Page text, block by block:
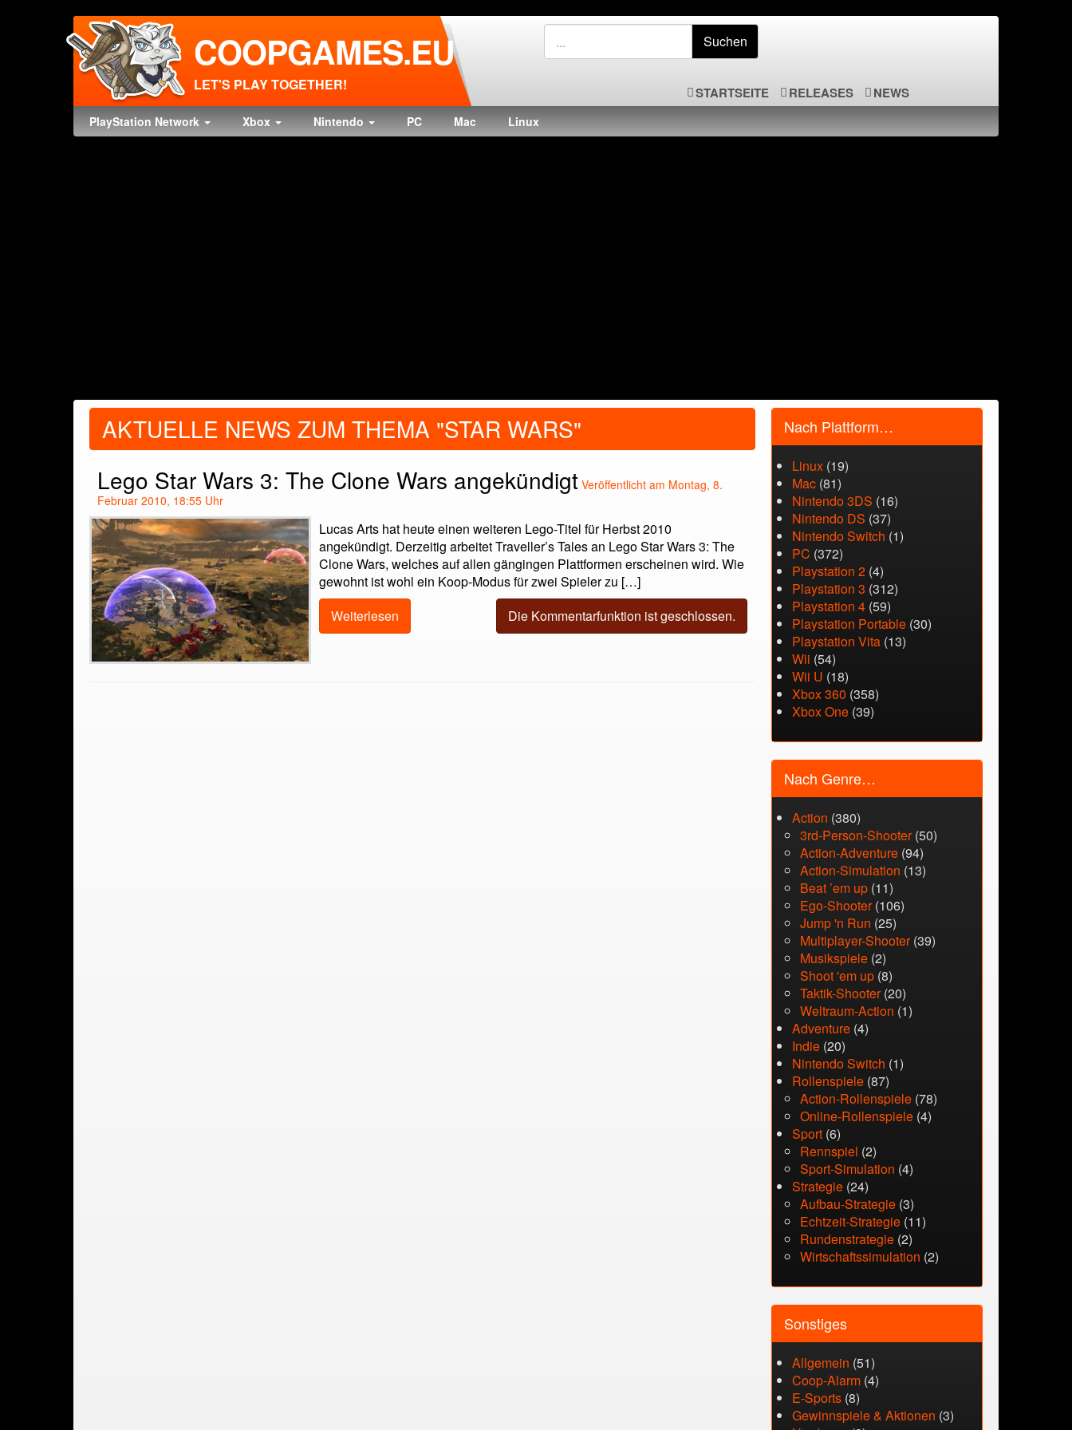
COOPGAMES.EU
LET'S PLAY TOGETHER! STARTSEITE RELEASES NEWS
PlayStation Network Xbox Nintendo PC Mac Linux
AKTUELLE NEWS ZUM THEMA "STAR WARS"
Lego Star Wars 3: The Clone Wars angekündigt Veröffentlicht am Montag, 8.
Februar 2010, 18:55 Uhr
Lucas Arts hat heute einen weiteren Lego-Titel für Herbst 2010
angekündigt. Derzeitig arbeitet Traveller’s Tales an Lego Star Wars 3: The
Clone Wars, welches auf allen gängingen Plattformen erscheinen wird. Wie
gewohnt ist wohl ein Koop-Modus für zwei Spieler zu […]
Weiterlesen
Die Kommentarfunktion ist geschlossen.
Nach Plattform…
Linux (19)
Mac (81)
Nintendo 3DS (16)
Nintendo DS (37)
Nintendo Switch (1)
PC (372)
Playstation 2 (4)
Playstation 3 (312)
Playstation 4 (59)
Playstation Portable (30)
Playstation Vita (13)
Wii (54)
Wii U (18)
Xbox 360 (358)
Xbox One (39)
Nach Genre…
Action (380)
3rd-Person-Shooter(50)
Action-Adventure (94)
Action-Simulation (13)
Beat ’em up (11)
Ego-Shooter(106)
Jump 'n Run (25)
Multiplayer-Shooter(39)
Musikspiele (2)
Shoot 'em up (8)
Taktik-Shooter(20)
Weltraum-Action (1)
Adventure (4)
Indie (20)
Nintendo Switch (1)
Rollenspiele (87)
Action-Rollenspiele (78)
Online-Rollenspiele (4)
Sport (6)
Rennspiel (2)
Sport-Simulation (4)
Strategie (24)
Aufbau-Strategie (3)
Echtzeit-Strategie (11)
Rundenstrategie (2)
Wirtschaftssimulation (2)
Sonstiges
Allgemein (51)
Coop-Alarm (4)
E-Sports (8)
Gewinnspiele & Aktionen (3)